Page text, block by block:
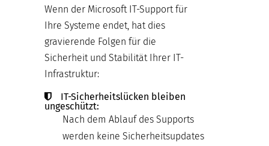
Wenn der Microsoft IT-Support für
Ihre Systeme endet, hat dies
gravierende Folgen für die
Sicherheit und Stabilität Ihrer IT-
Infrastruktur:
IT-Sicherheitslücken bleiben
ungeschützt:
Nach dem Ablauf des Supports
werden keine Sicherheitsupdates